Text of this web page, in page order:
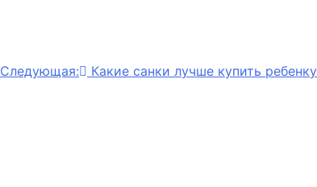
Следующая: Какие санки лучше купить ребенку